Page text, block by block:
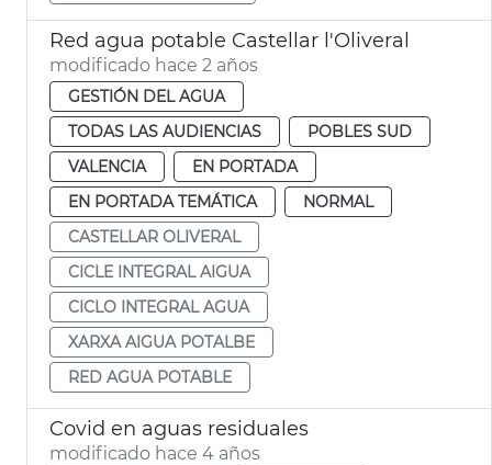
Red agua potable Castellar l'Oliveral
modificado hace 2 años
GESTIÓN DEL AGUA
TODAS LAS AUDIENCIAS
POBLES SUD
VALENCIA
EN PORTADA
EN PORTADA TEMÁTICA
NORMAL
CASTELLAR OLIVERAL
CICLE INTEGRAL AIGUA
CICLO INTEGRAL AGUA
XARXA AIGUA POTALBE
RED AGUA POTABLE
Covid en aguas residuales
modificado hace 4 años